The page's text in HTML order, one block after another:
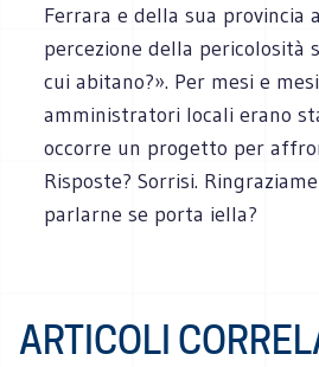
Ferrara e della sua provincia
percezione della pericolosità
cui abitano?». Per mesi e
amministratori locali erano
occorre un progetto per
Risposte? Sorrisi.
parlarne se porta iella?
ARTICOLI